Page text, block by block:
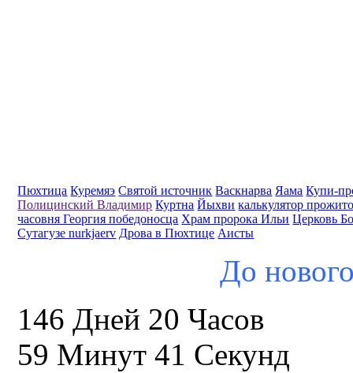
Пюхтица Куремяэ Святой источник Васкнарва Яама Купи-
Полицинский Владимир Куртна Йыхви калькулятор
часовня Георгия победоносца Храм пророка Ильи Церковь
Сутагузе nurkjaerv Дрова в Пюхтице Аисты
До
146 Дней 20 Часов
59 Минут 40 Секунд